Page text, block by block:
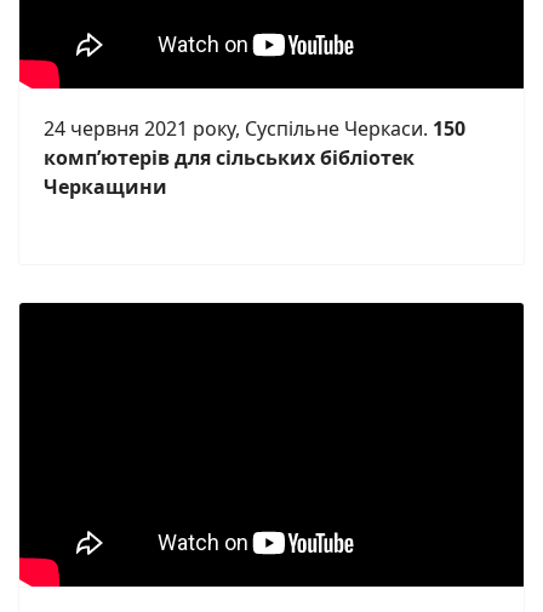
24 червня 2021 року, Суспільне Черкаси. 150
комп’ютерів для сільських бібліотек
Черкащини